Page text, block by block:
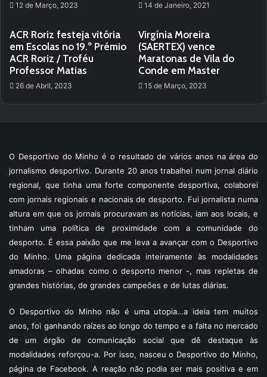
12 de Março, 2023 14 de Janeiro, 2021
ACR Roriz festeja vitória
em Escolas no 19.º Prémio
ACR Roriz / Troféu
Professor Matias
26 de Abril, 2023
Virgínia Moreira
(SAERTEX) vence
Maratonas de Vila do
Conde em Master
15 de Março, 2023
O Desportivo do Minho é o resultado de vários anos na área do
jornalismo desportivo. Durante 20 anos trabalhei num jornal diário
regional, que tinha uma forte componente desportiva, colaborei
com jornais regionais e nacionais de desporto. Fui jornalista numa
altura em que os jornais procuravam as notícias, iam aos locais, e
tinham uma política de proximidade com a comunidade do
desporto. É essa paixão que me leva a avançar com o Desportivo
do Minho. Uma página dedicada inteiramente às modalidades
amadoras – olhadas como o desporto menor -, mas repletas de
grandes histórias, de grandes campeões e de lutas diárias.
O Desportivo do Minho não é uma utopia…a ideia tem muitos
anos, foi ganhando raízes ao longo do tempo e a falta no mercado
de um órgão de comunicação social que dê destaque às
modalidades reforçou-a. Por isso, nasceu o Desportivo do Minho,
página de Facebook. A reação não podia ser mais positiva e em